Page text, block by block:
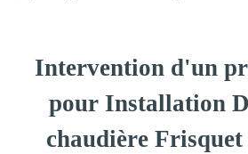
Intervention d'un
pour Installation
chaudière